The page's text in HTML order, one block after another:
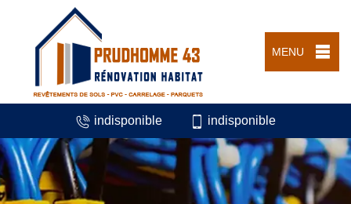
MENU
indisponible indisponible